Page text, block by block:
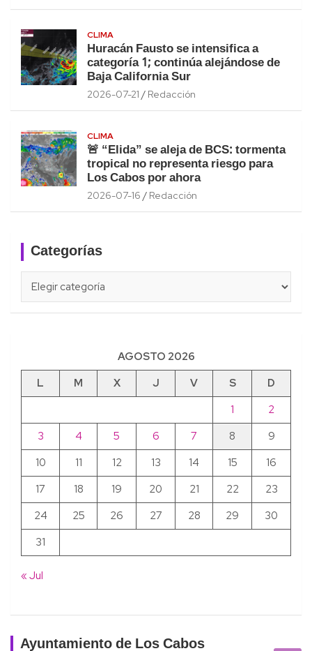
CLIMA
Huracán Fausto se intensifica a
categoría 1; continúa alejándose de
Baja California Sur
2026-07-21 Redacción
CLIMA
🚨 “Elida” se aleja de BCS: tormenta
tropical no representa riesgo para
Los Cabos por ahora
2026-07-16 Redacción
Categorías
AGOSTO 2026
L
M X J V S
D
1
2
3
4 5 6 7 8
9
10
11 12 13 14 15
16
17
18 19 20 21 22
23
24
25 26 27 28 29
30
31
« Jul
Ayuntamiento de Los Cabos